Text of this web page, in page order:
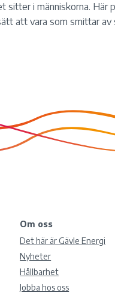
i människorna. Här
att vara som smittar av
Om oss
Det här är Gävle Energi
Nyheter
Hållbarhet
Jobba hos oss